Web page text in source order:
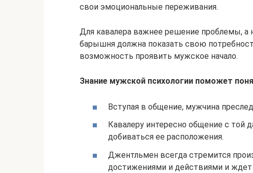
свои эмоциональные переживания.
Для кавалера важнее решение проблемы, а
барышня должна показать свою
возможность проявить мужское начало.
Знание мужской психологии поможет
Вступая в общение, мужчина
Кавалеру интересно общение с
добиваться ее расположения.
Джентльмен всегда стремится
достижениями и действиями и